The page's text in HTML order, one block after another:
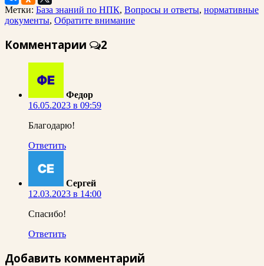
Метки: База знаний по НПК, Вопросы и ответы, нормативные
документы, Обратите внимание
Комментарии 2
Федор
16.05.2023 в 09:59
Благодарю!
Ответить
Сергей
12.03.2023 в 14:00
Спасибо!
Ответить
Добавить комментарий